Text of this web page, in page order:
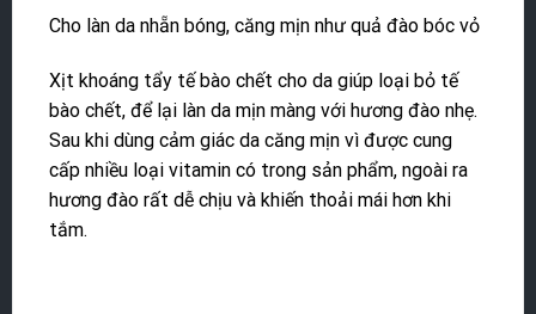
Cho làn da nhẵn bóng, căng mịn như quả đào bóc vỏ
Xịt khoáng tẩy tế bào chết cho da giúp loại bỏ tế
bào chết, để lại làn da mịn màng với hương đào nhẹ.
Sau khi dùng cảm giác da căng mịn vì được cung
cấp nhiều loại vitamin có trong sản phẩm, ngoài ra
hương đào rất dễ chịu và khiến thoải mái hơn khi
tắm.